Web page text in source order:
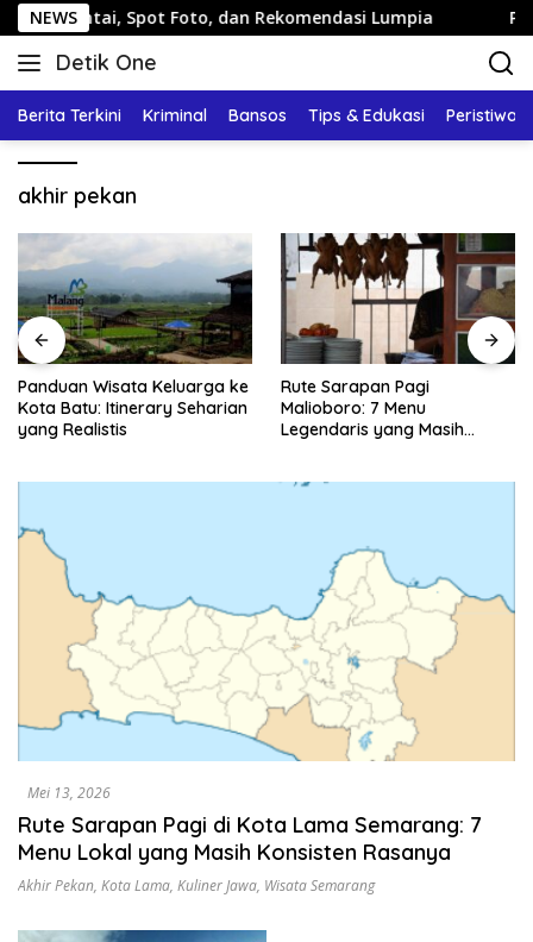
Langsung
ke
konten
NEWSSpot Foto, dan Rekomendasi Lumpia Panduan
Detik One
Tajam
Fakta
Berita Terkini Kriminal Bansos Tips & Edukasi Peristiwa
akhir pekan
Panduan Wisata Keluarga ke
Kota Batu: Itinerary Seharian
yang Realistis
Rute Sarapan Pagi
Malioboro: 7 Menu
Legendaris yang Masih
Mei 13, 2026
Rute Sarapan Pagi di Kota Lama Semarang: 7
Menu Lokal yang Masih Konsisten Rasanya
Akhir Pekan, Kota Lama, Kuliner Jawa, Wisata Semarang